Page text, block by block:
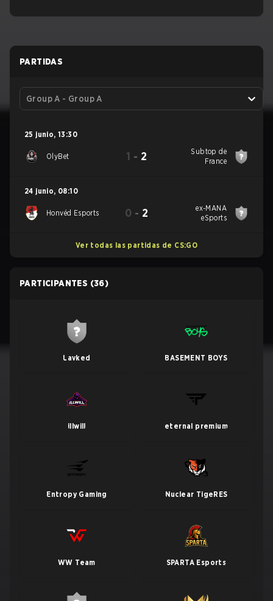
PARTIDAS
Group A - Group A
25 junio, 13:30
OlyBet 1 - 2
Subtop de
France
24 junio, 08:10
Honvéd Esports 0 - 2
ex-MANA
eSports
Ver todas las partidas de CS:GO
PARTICIPANTES (36)
Lavked BASEMENT BOYS
illwill eternal premium
Entropy Gaming Nuclear TigeRES
WW Team SPARTA Esports